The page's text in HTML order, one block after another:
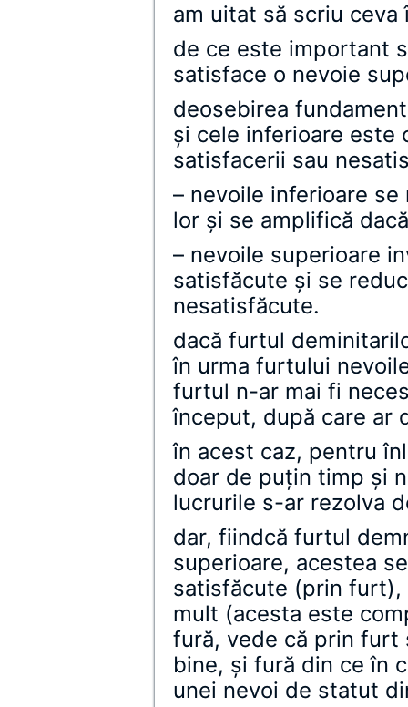
am uitat să scriu
de ce este important
satisface o nevoie
deosebirea
şi cele inferioare este
satisfacerii sau
– nevoile inferioare
lor şi se amplifică
– nevoile superioare
satisfăcute şi se
nesatisfăcute.
dacă furtul
în urma furtului
furtul n-ar mai fi
început, după care ar
în acest caz, pentru
doar de puţin timp şi
lucrurile s-ar rezolva
dar, fiindcă furtul
superioare, acestea
satisfăcute (prin furt),
mult (acesta este
fură, vede că prin
bine, şi fură din ce în
unei nevoi de statut